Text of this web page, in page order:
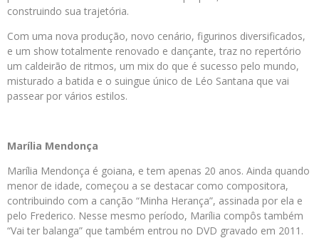
construindo sua trajetória.
Com uma nova produção, novo cenário, figurinos diversificados,
e um show totalmente renovado e dançante, traz no repertório
um caldeirão de ritmos, um mix do que é sucesso pelo mundo,
misturado a batida e o suingue único de Léo Santana que vai
passear por vários estilos.
Marília Mendonça
Marília Mendonça é goiana, e tem apenas 20 anos. Ainda quando
menor de idade, começou a se destacar como compositora,
contribuindo com a canção “Minha Herança”, assinada por ela e
pelo Frederico. Nesse mesmo período, Marília compôs também
“Vai ter balanga” que também entrou no DVD gravado em 2011.